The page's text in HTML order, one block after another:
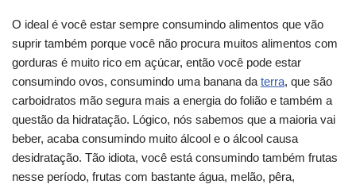
O ideal é você estar sempre consumindo alimentos que vão
suprir também porque você não procura muitos alimentos com
gorduras é muito rico em açúcar, então você pode estar
consumindo ovos, consumindo uma banana da terra, que são
carboidratos mão segura mais a energia do folião e também a
questão da hidratação. Lógico, nós sabemos que a maioria vai
beber, acaba consumindo muito álcool e o álcool causa
desidratação. Tão idiota, você está consumindo também frutas
nesse período, frutas com bastante água, melão, pêra,